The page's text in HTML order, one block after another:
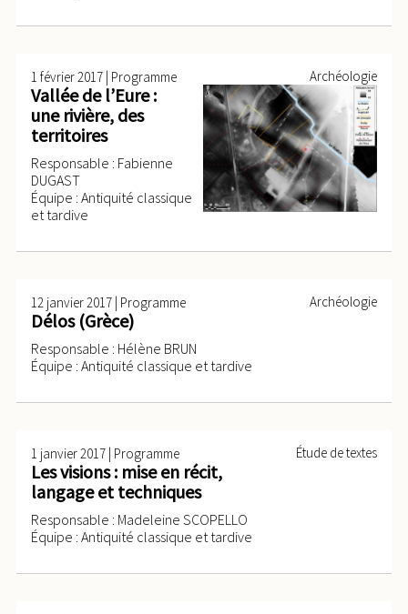
1 février 2017 | Programme
Vallée de l’Eure :
une rivière, des
territoires
Responsable : Fabienne
DUGAST
Équipe : Antiquité classique
et tardive
Archéologie
12 janvier 2017 | Programme
Délos (Grèce)
Responsable : Hélène BRUN
Équipe : Antiquité classique et tardive
Archéologie
1 janvier 2017 | Programme
Les visions : mise en récit,
langage et techniques
Responsable : Madeleine SCOPELLO
Équipe : Antiquité classique et tardive
Étude de textes